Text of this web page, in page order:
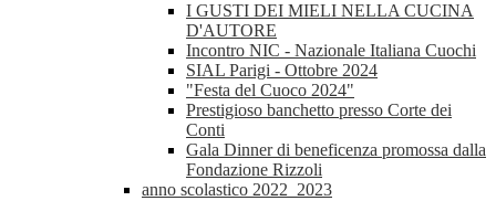
I GUSTI DEI MIELI NELLA CUCINA
D'AUTORE
Incontro NIC - Nazionale Italiana Cuochi
SIAL Parigi - Ottobre 2024
"Festa del Cuoco 2024"
Prestigioso banchetto presso Corte dei
Conti
Gala Dinner di beneficenza promossa dalla
Fondazione Rizzoli
anno scolastico 2022_2023